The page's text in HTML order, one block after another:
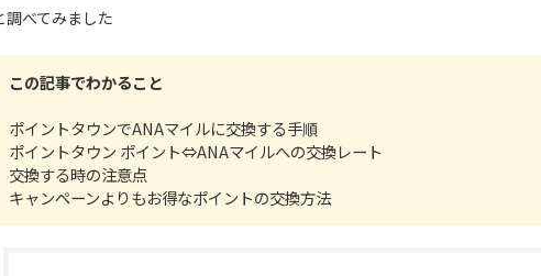
調べてみました
この記事でわかること
ポイントタウンでANAマイルに交換する手順
ポイントタウン ポイント⇔ANAマイルへの交換レート
交換する時の注意点
キャンペーンよりもお得なポイントの交換方法